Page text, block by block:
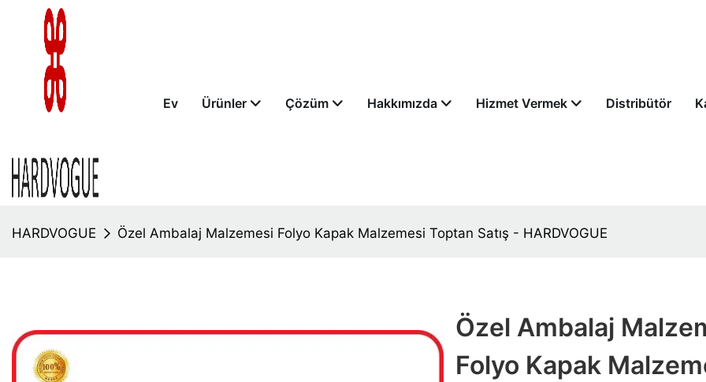
Ev Ürünler Çözüm Hakkımızda Hizmet Vermek Distribütör
HARDVOGUE Özel Ambalaj Malzemesi Folyo Kapak Malzemesi Toptan Satış - HARDVOGUE
Özel Ambalaj
Folyo Kapak